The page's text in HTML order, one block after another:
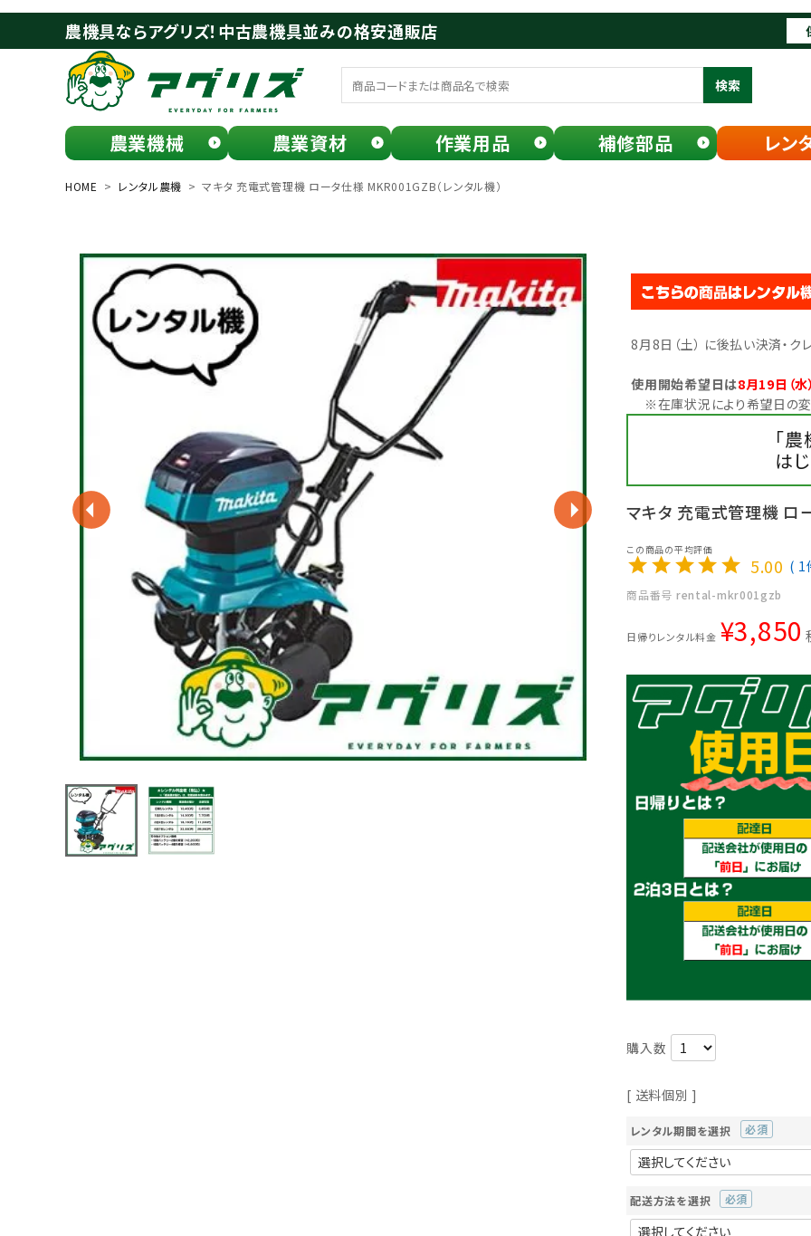
農機具ならアグリズ！中古農機具並みの格安通販店
検索
農業機械 農業資材 作業用品 補修部品 レン
ログイン person 会員登録
利用ガイド FAQ
HOME レンタル農機 マキタ 充電式管理機 ロータ仕様 MKR001GZB（レンタル機）
8月8日（土） に後払い決済・ク
使用開始希望日は8月19日（水）
※在庫状況により希望日の変
「
は
マキタ 充電式管理機 ロ
5.00 1
商品番号 rental-mkr001gzb
日帰りレンタル料金 ¥3,850
送料個別
レンタル期間を選択
(必
配送方法を選択
(必